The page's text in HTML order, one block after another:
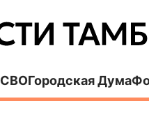
СВОГородская Дума